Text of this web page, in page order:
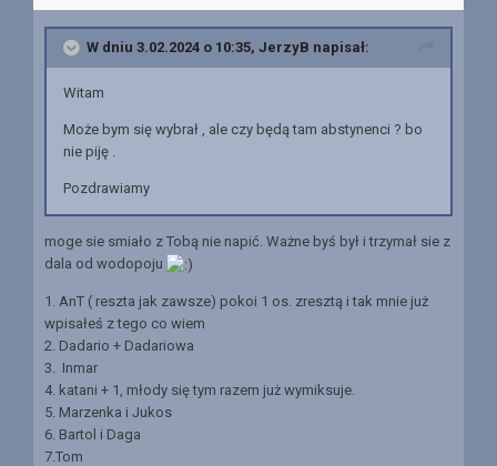
W dniu 3.02.2024 o 10:35, JerzyB napisał:
Witam
Może bym się wybrał , ale czy będą tam abstynenci ? bo
nie piję .
Pozdrawiamy
moge sie smiało z Tobą nie napić. Ważne byś był i trzymał sie z
dala od wodopoju
1. AnT ( reszta jak zawsze) pokoi 1 os. zresztą i tak mnie już
wpisałeś z tego co wiem
2. Dadario + Dadariowa
3. Inmar
4. katani + 1, młody się tym razem już wymiksuje.
5. Marzenka i Jukos
6. Bartol i Daga
7.Tom